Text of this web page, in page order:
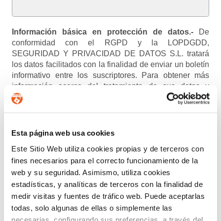
Esta página web usa cookies
Este Sitio Web utiliza cookies propias y de terceros con
fines necesarios para el correcto funcionamiento de la
web y su seguridad. Asimismo, utiliza cookies
estadísticas, y analíticas de terceros con la finalidad de
medir visitas y fuentes de tráfico web. Puede aceptarlas
todas, solo algunas de ellas o simplemente las
Información básica en protección de datos.- De
conformidad con el RGPD y la LOPDGDD,
SEGURIDAD Y PRIVACIDAD DE DATOS S.L. tratará
los datos facilitados con la finalidad de enviar un boletín
informativo entre los suscriptores. Para obtener más
información acerca del tratamiento de sus datos y
ejercer sus derechos, visite nuestra
política de privacidad.
datos tal y como se describe anteriormente y se explica
AUTORIZO el envío de comunicaciones
comerciales.
Enviar